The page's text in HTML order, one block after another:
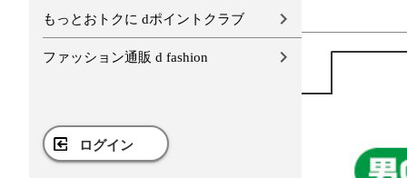
もっとおトクに dポイントクラブ
ファッション通販 d fashion
ログイン